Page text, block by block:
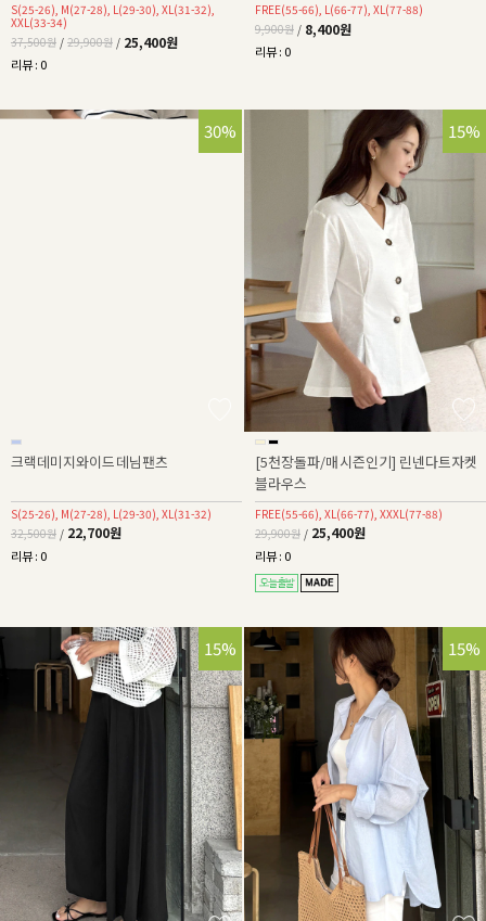
S(25-26), M(27-28), L(29-30), XL(31-32),
XXL(33-34)
37,500원 / 29,900원 / 25,400원
리뷰 : 0
FREE(55-66), L(66-77), XL(77-88)
9,900원 / 8,400원
리뷰 : 0
30%
크랙데미지와이드데님팬츠
S(25-26), M(27-28), L(29-30), XL(31-32)
32,500원 / 22,700원
리뷰 : 0
15%
[5천장돌파/매시즌인기] 린넨다트자켓
블라우스
FREE(55-66), XL(66-77), XXXL(77-88)
29,900원 / 25,400원
리뷰 : 0
15% 15%